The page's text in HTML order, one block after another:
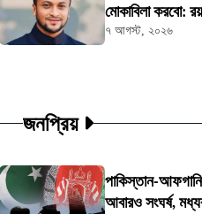
মোকাবিলা করবো:
৭ আগস্ট, ২০২৬
জনপ্রিয়
পাকিস্তান-
আবারও সংঘর্ষ,